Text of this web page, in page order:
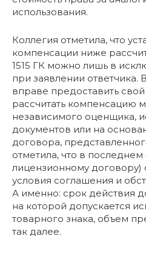
использования.
Коллегия отметила, что
компенсации ниже
1515 ГК можно лишь в
при заявлении ответчика.
вправе предоставить
рассчитать компенсацию
независимого оценщика,
документов или на
договора,
отметила, что в последнем
лицензионному договору)
условия соглашения и
А именно: срок действия
на которой допускается
товарного знака, объем
так далее.